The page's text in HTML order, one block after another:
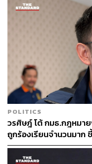
POLITICS
วรศิษฎ์ โต้ กมธ.กฎหมา
ถูกร้องเรียนจำนวนมาก
5 หน่วยงาน